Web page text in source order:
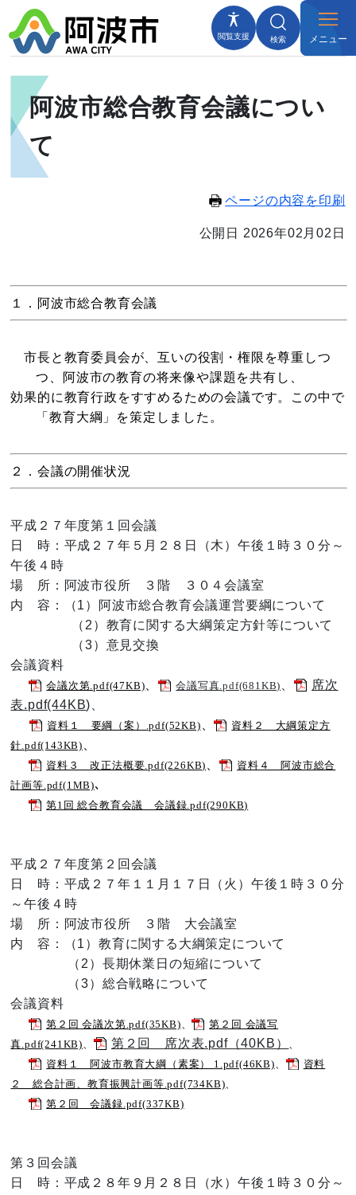
閲覧支援 検索 メニュー
阿波市総合教育会議につい
て
ページの内容を印刷
公開日 2026年02月02日
１．阿波市総合教育会議
市長と教育委員会が、互いの役割・権限を尊重しつ
つ、阿波市の教育の将来像や課題を共有し、
効果的に教育行政をすすめるための会議です。この中で
「教育大綱」を策定しました。
２．会議の開催状況
平成２７年度第１回会議
日 時：平成２７年５月２８日（木）午後１時３０分～
午後４時
場 所：阿波市役所 ３階 ３０４会議室
内 容：（1）阿波市総合教育会議運営要綱について
（2）教育に関する大綱策定方針等について
（3）意見交換
会議資料
会議次第.pdf(47KB) 、 会議写真.pdf(681KB) 、
席次
表.pdf(44KB)、
資料１ 要綱（案）.pdf(52KB) 、
資料２ 大綱策定方
針.pdf(143KB)
資料３ 改正法概要.pdf(226KB) 、
資料４ 阿波市総合
計画等.pdf(1MB)､
第1回 総合教育会議 会議録.pdf(290KB)
平成２７年度第２回会議
日 時：平成２７年１１月１７日（火）午後１時３０分
～午後４時
場 所：阿波市役所 ３階 大会議室
内 容：（1）教育に関する大綱策定について
（2）長期休業日の短縮について
（3）総合戦略について
会議資料
第２回 会議次第.pdf(35KB)、
第２回 会議写
真.pdf(241KB)、 第２回 席次表.pdf（40KB）
、
資料１ 阿波市教育大綱（素案） 1.pdf(46KB)、
資料
２ 総合計画、教育振興計画等.pdf(734KB)、
第２回 会議録.pdf(337KB)
第３回会議
日 時：平成２８年９月２８日（水）午後１時３０分～